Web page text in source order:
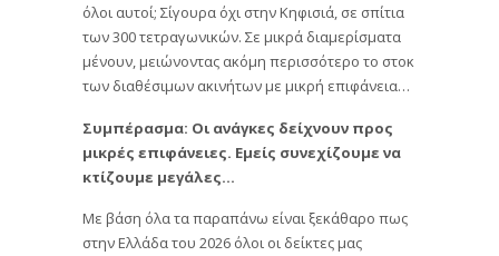
όλοι αυτοί; Σίγουρα όχι στην Κηφισιά, σε σπίτια
των 300 τετραγωνικών. Σε μικρά διαμερίσματα
μένουν, μειώνοντας ακόμη περισσότερο το στοκ
των διαθέσιμων ακινήτων με μικρή επιφάνεια…
Συμπέρασμα: Οι ανάγκες δείχνουν προς
μικρές επιφάνειες. Εμείς συνεχίζουμε να
κτίζουμε μεγάλες…
Με βάση όλα τα παραπάνω είναι ξεκάθαρο πως
στην Ελλάδα του 2026 όλοι οι δείκτες μας